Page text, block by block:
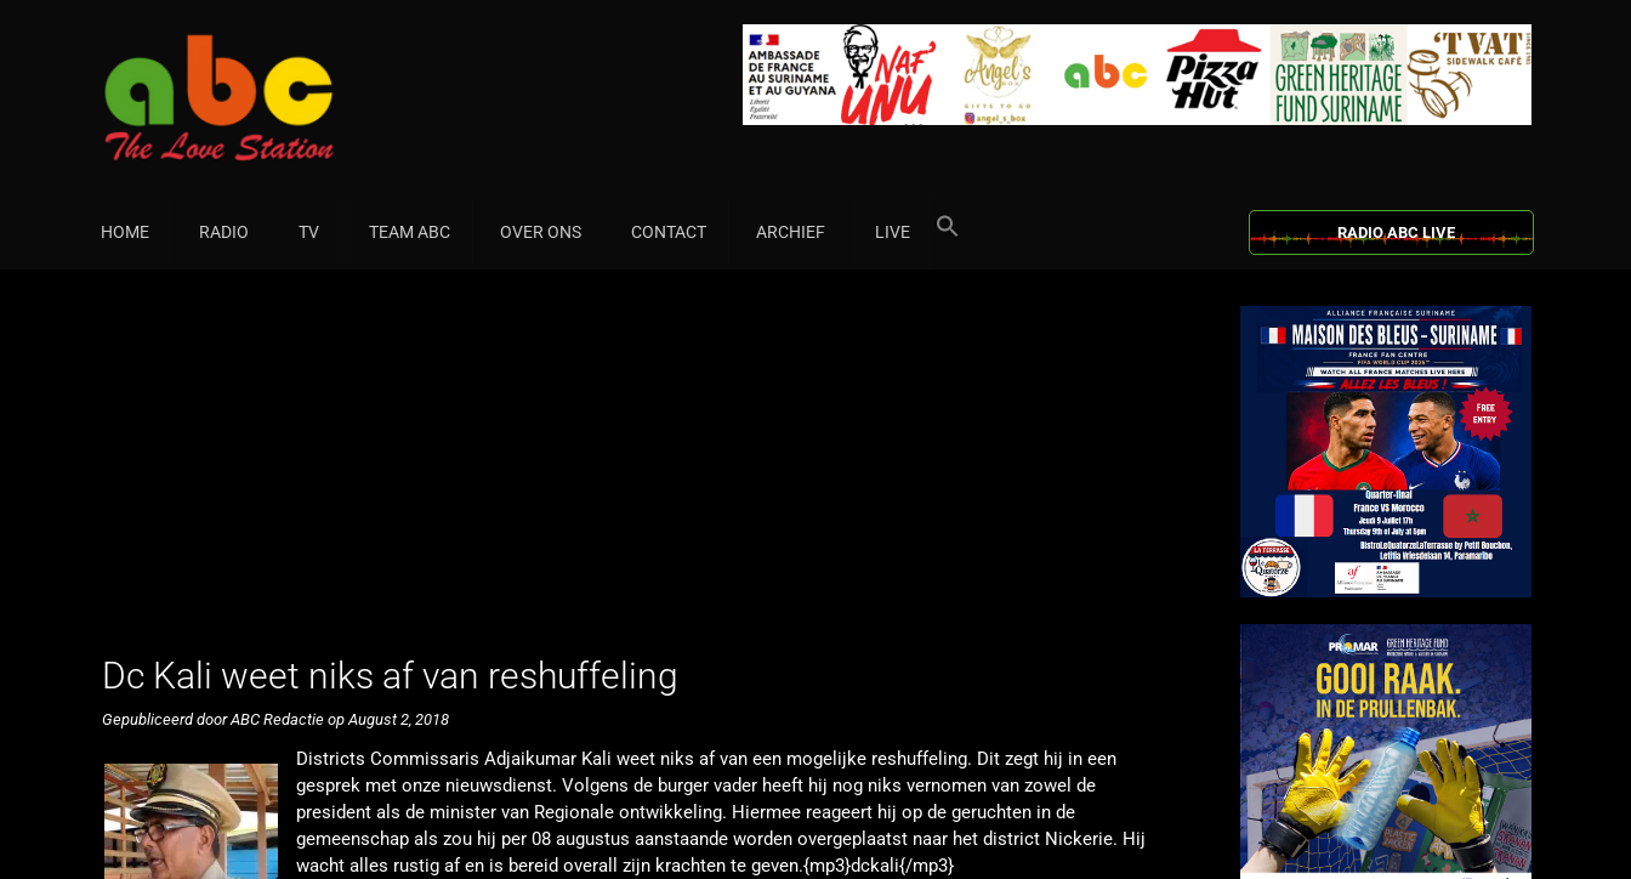
HOME RADIO TV TEAM ABC OVER ONS CONTACT ARCHIEF LIVE
Search
for:
RADIO ABC LIVE
Dc Kali weet niks af van reshuffeling
Gepubliceerd door ABC Redactie op August 2, 2018
Districts Commissaris Adjaikumar Kali weet niks af van een mogelijke reshuffeling. Dit zegt hij in een
gesprek met onze nieuwsdienst. Volgens de burger vader heeft hij nog niks vernomen van zowel de
president als de minister van Regionale ontwikkeling. Hiermee reageert hij op de geruchten in de
gemeenschap als zou hij per 08 augustus aanstaande worden overgeplaatst naar het district Nickerie. Hij
wacht alles rustig af en is bereid overall zijn krachten te geven.{mp3}dckali{/mp3}